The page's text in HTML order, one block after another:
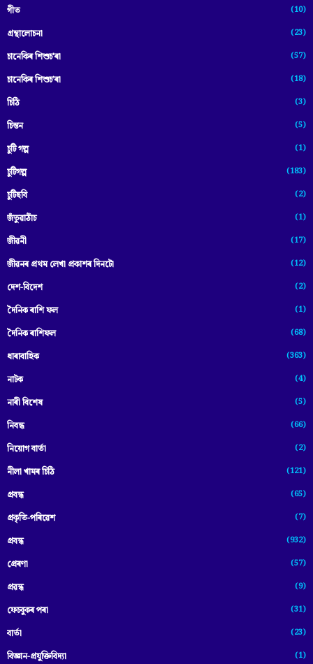
গীত (10)
গ্ৰন্থালোচনা (23)
চানেকিৰ শিশুচ'ৰা (57)
চানেকিৰ শিশুচ’ৰা (18)
চিঠি (3)
চিন্তন (5)
চুটি গল্প (1)
চুটিগল্প (183)
চুটিছবি (2)
জঁতুৱাঠাঁচ (1)
জীৱনী (17)
জীৱনৰ প্ৰথম লেখা প্ৰকাশৰ দিনটো (12)
দেশ-বিদেশ (2)
দৈনিক ৰাশি ফল (1)
দৈনিক ৰাশিফল (68)
ধাৰাবাহিক (363)
নাটক (4)
নাৰী বিশেষ (5)
নিবন্ধ (66)
নিয়োগ বাৰ্তা (2)
নীলা খামৰ চিঠি (121)
প্রবন্ধ (65)
প্ৰকৃতি-পৰিৱেশ (7)
প্ৰবন্ধ (932)
প্ৰেৰণা (57)
প্ৰৱন্ধ (9)
ফেচবুকৰ পৰা (31)
বাৰ্তা (23)
বিজ্ঞান-প্রযুক্তিবিদ্যা (1)